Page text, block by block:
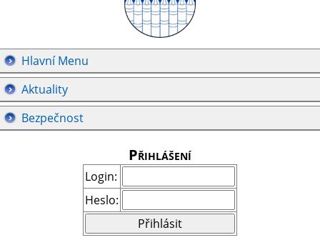
Hlavní Menu
Aktuality
Bezpečnost
Přihlášení
Login:
Heslo: